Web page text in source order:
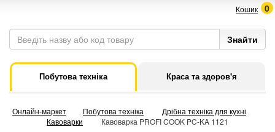
Кошик 0
Побутова техніка Краса та здоров'я
Онлайн-маркет Побутова техніка
Дрібна техніка для кухні
Кавоварки
Кавоварка PROFI COOK PC-KA 1121